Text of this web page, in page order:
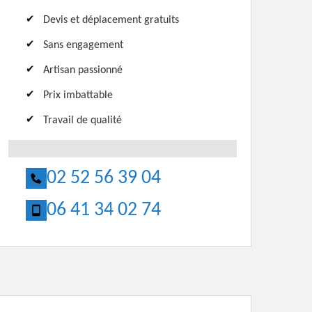
Devis et déplacement gratuits
Sans engagement
Artisan passionné
Prix imbattable
Travail de qualité
02 52 56 39 04
06 41 34 02 74